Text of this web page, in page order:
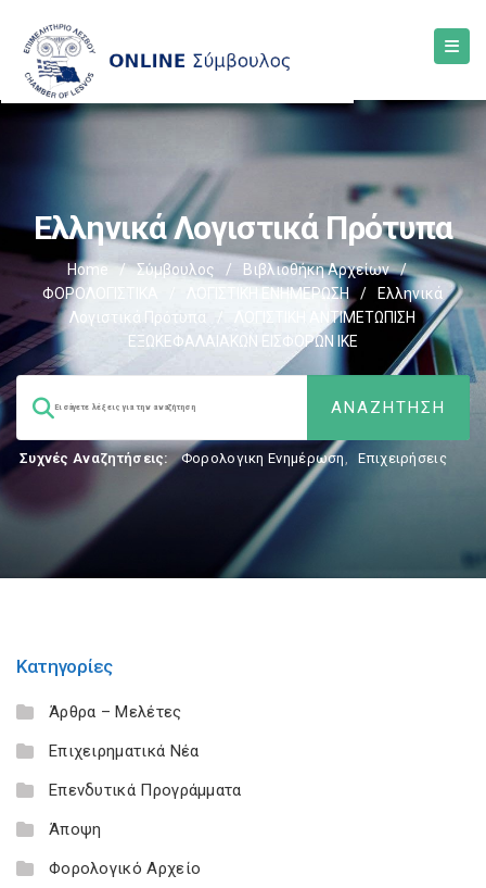
Ελληνικά Λογιστικά Πρότυπα
Home / Σύμβουλος / Βιβλιοθήκη Αρχείων
/
ΦΟΡΟΛΟΓΙΣΤΙΚΑ
ΛΟΓΙΣΤΙΚΗ ΕΝΗΜΕΡΩΣΗ /
Ελληνικά
Λογιστικά Πρότυπα
/
ΛΟΓΙΣΤΙΚΗ ΑΝΤΙΜΕΤΩΠΙΣΗ
ΕΞΩΚΕΦΑΛΑΙΑΚΩΝ ΕΙΣΦΟΡΩΝ ΙΚΕ
Συχνές Αναζητήσεις: Φορολογικη Ενημέρωση, Επιχειρήσεις
Κατηγορίες
Άρθρα – Μελέτες
Επιχειρηματικά Νέα
Επενδυτικά Προγράμματα
Άποψη
Φορολογικό Αρχείο